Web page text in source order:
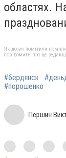
областях.
Якщо ви помітили
повідомити про це
#бердянск
#порошенко
Першин